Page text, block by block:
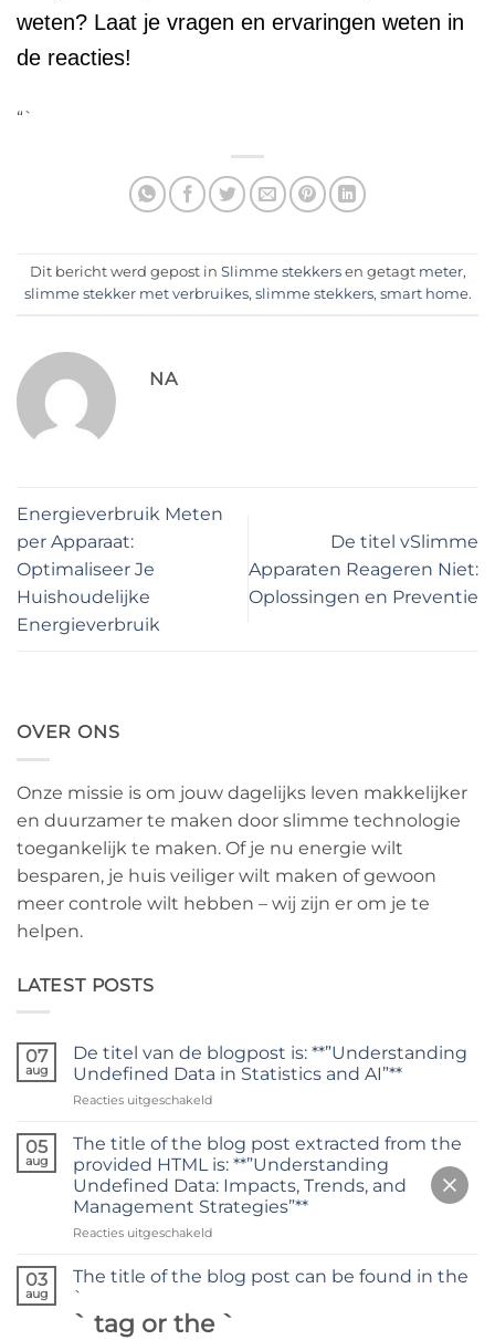
weten? Laat je vragen en ervaringen weten in
de reacties!
“`
Dit bericht werd gepost in Slimme stekkersen getagt meter,
slimme stekker met verbruikes, slimme stekkers, smart home.
NA
Energieverbruik Meten
per Apparaat:
Optimaliseer Je
Huishoudelijke
Energieverbruik
De titel vSlimme
Apparaten Reageren Niet:
Oplossingen en Preventie
OVER ONS
Onze missie is om jouw dagelijks leven makkelijker
en duurzamer te maken door slimme technologie
toegankelijk te maken. Of je nu energie wilt
besparen, je huis veiliger wilt maken of gewoon
meer controle wilt hebben – wij zijn er om je te
helpen.
LATEST POSTS
07
aug
De titel van de blogpost is: **”Understanding
Undefined Data in Statistics and AI”**
Reacties uitgeschakeldvoor
titel
van
de
blogpost
is:
**”Understanding
Data
in
and
05
aug
The title of the blog post extracted from the
provided HTML is: **”Understanding
Undefined Data: Impacts, Trends, and
Management Strategies”**
Reacties uitgeschakeldvoor
title
blog
03
aug
The title of the blog post can be found in the
`
` tag or the `